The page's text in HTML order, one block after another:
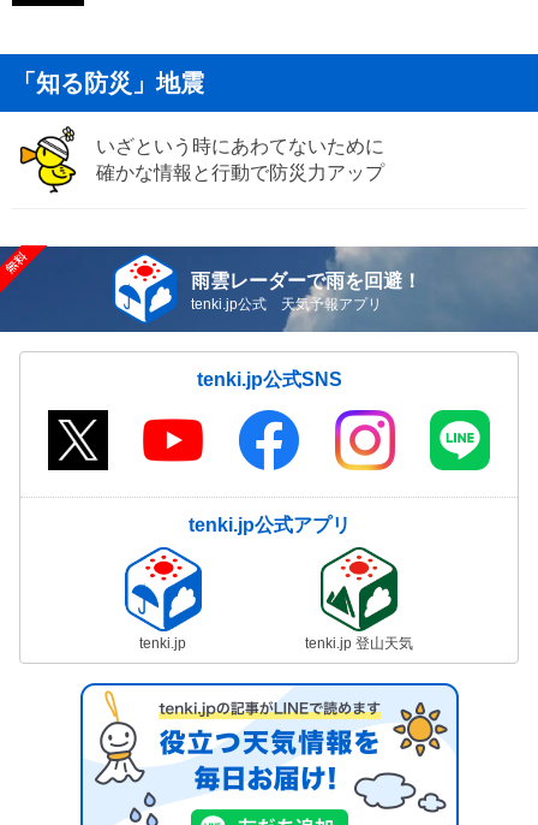
「知る防災」地震
いざという時にあわてないために
確かな情報と行動で防災力アップ
雨雲レーダーで雨を回避！
tenki.jp公式 天気予報アプリ
tenki.jp公式SNS
tenki.jp公式アプリ
tenki.jp tenki.jp 登山天気